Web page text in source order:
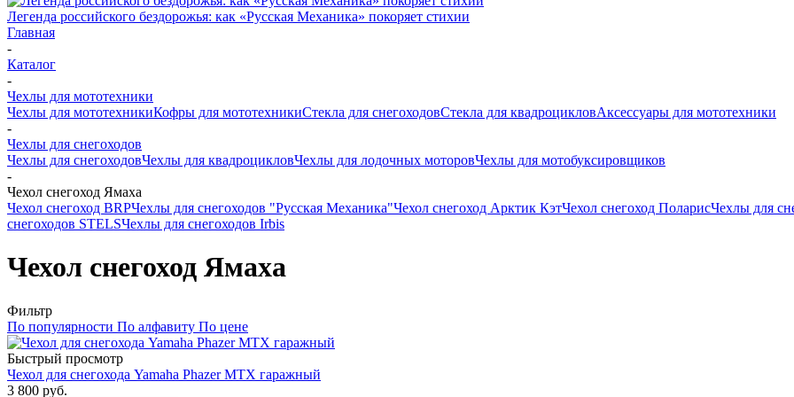
Легенда российского бездорожья: как «Русская Механика» покоряет стихии
Главная
-
Каталог
-
Чехлы для мототехники
Чехлы для мототехникиКофры для мототехникиСтекла для снегоходовСтекла для квадроцикловАксессуары для мототехники
-
Чехлы для снегоходов
Чехлы для снегоходовЧехлы для квадроцикловЧехлы для лодочных моторовЧехлы для мотобуксировщиков
-
Чехол снегоход Ямаха
Чехол снегоход BRPЧехлы для снегоходов "Русская Механика"Чехол снегоход Арктик КэтЧехол снегоход ПоларисЧехлы для
снегоходов STELSЧехлы для снегоходов Irbis
Чехол снегоход Ямаха
Фильтр
По популярности По алфавиту По цене
Быстрый просмотр
Чехол для снегохода Yamaha Phazer MTX гаражный
3 800 руб.